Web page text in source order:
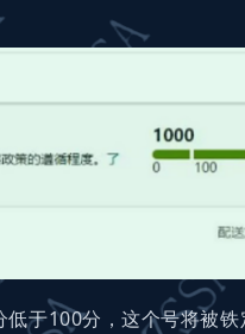
低于100分，这个号将被